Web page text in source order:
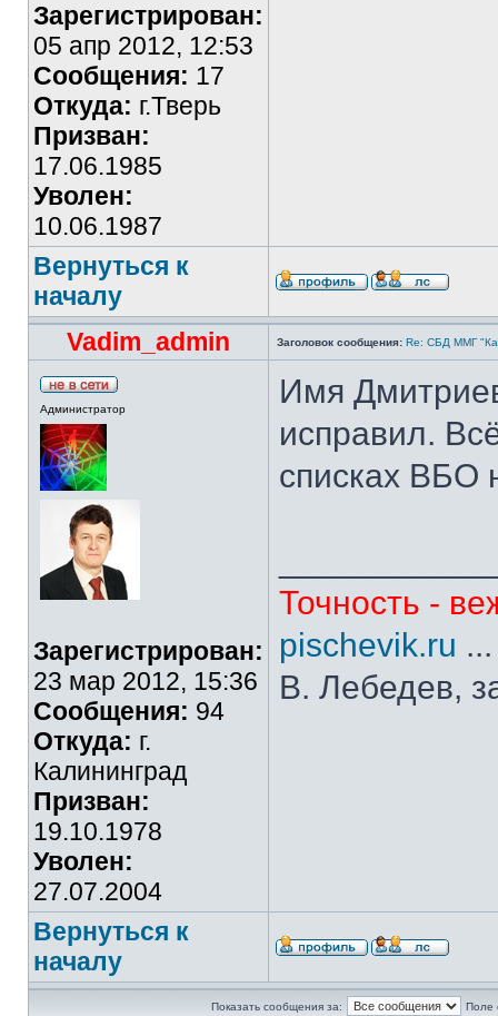
Зарегистрирован:
05 апр 2012, 12:53
Сообщения: 17
Откуда: г.Тверь
Призван:
17.06.1985
Уволен:
10.06.1987
Вернуться к
началу
Vadim_admin
Заголовок сообщения: Re: СБД ММГ
Администратор
Зарегистрирован:
23 мар 2012, 15:36
Сообщения: 94
Откуда: г.
Калининград
Призван:
19.10.1978
Уволен:
27.07.2004
Имя
исправил.
списках ВБО
Точность -
pischevik.ru
В. Лебедев,
Вернуться к
началу
Показать сообщения за: Поле